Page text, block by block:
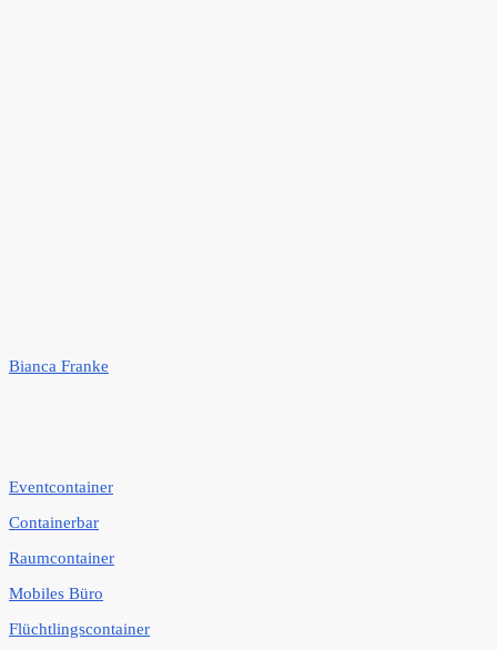
Bianca Franke
Eventcontainer
Containerbar
Raumcontainer
Mobiles Büro
Flüchtlingscontainer